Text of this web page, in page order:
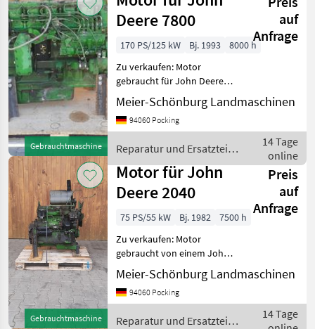
Gebrauchtmaschine
Deere 7800
auf
Anfrage
170 PS/125 kW Bj. 1993
8000 h
Zu verkaufen: Motor
gebraucht für John Deere
7800 Wir sind Händler,
Reparaturwerkstatt speziell
für JohnDeere Traktoren an
Tausende n
Meier-Schönburg Landmaschinen
94060 Pocking
Reparatur und Ersatzteile
/ John Deere
14 Tage
online
Gebrauchtmaschine
Motor für John
Deere 2040
Preis
auf
Anfrage
75 PS/55 kW Bj. 1982
7500 h
Zu verkaufen: Motor
gebraucht von einem John
Deere 2040 Passt in 1640,
2040, 2250, 2450. Passt
teilweise auch in 2140, 2250,
und R
Meier-Schönburg Landmaschinen
94060 Pocking
Reparatur und Ersatzteile
14 Tage